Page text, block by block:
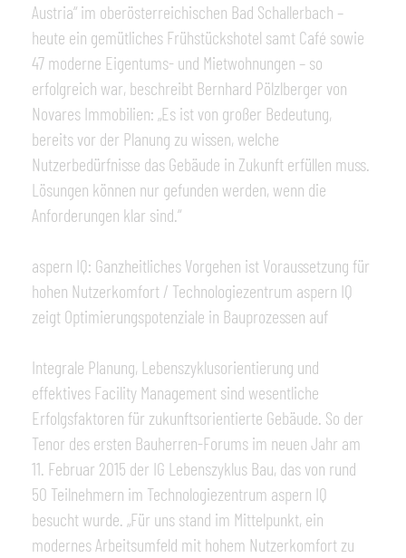
Austria“ im oberösterreichischen Bad Schallerbach –
heute ein gemütliches Frühstückshotel samt Café sowie
47 moderne Eigentums- und Mietwohnungen – so
erfolgreich war, beschreibt Bernhard Pölzlberger von
Novares Immobilien: „Es ist von großer Bedeutung,
bereits vor der Planung zu wissen, welche
Nutzerbedürfnisse das Gebäude in Zukunft erfüllen muss.
Lösungen können nur gefunden werden, wenn die
Anforderungen klar sind.“
aspern IQ: Ganzheitliches Vorgehen ist Voraussetzung für
hohen Nutzerkomfort / Technologiezentrum aspern IQ
zeigt Optimierungspotenziale in Bauprozessen auf
Integrale Planung, Lebenszyklusorientierung und
effektives Facility Management sind wesentliche
Erfolgsfaktoren für zukunftsorientierte Gebäude. So der
Tenor des ersten Bauherren-Forums im neuen Jahr am
11. Februar 2015 der IG Lebenszyklus Bau, das von rund
50 Teilnehmern im Technologiezentrum aspern IQ
besucht wurde. „Für uns stand im Mittelpunkt, ein
modernes Arbeitsumfeld mit hohem Nutzerkomfort zu